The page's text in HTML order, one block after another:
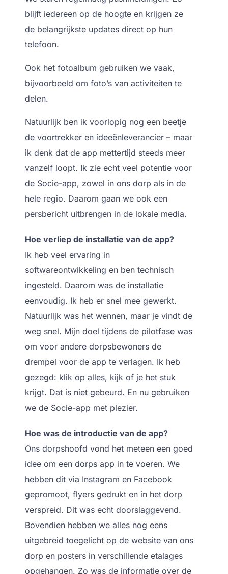
blijft iedereen op de hoogte en krijgen ze
de belangrijkste updates direct op hun
telefoon.
Ook het fotoalbum gebruiken we vaak,
bijvoorbeeld om foto’s van activiteiten te
delen.
Natuurlijk ben ik voorlopig nog een beetje
de voortrekker en ideeënleverancier – maar
ik denk dat de app mettertijd steeds meer
vanzelf loopt. Ik zie echt veel potentie voor
de Socie-app, zowel in ons dorp als in de
hele regio. Daarom gaan we ook een
persbericht uitbrengen in de lokale media.
Hoe verliep de installatie van de app?
Ik heb veel ervaring in
softwareontwikkeling en ben technisch
ingesteld. Daarom was de installatie
eenvoudig. Ik heb er snel mee gewerkt.
Natuurlijk was het wennen, maar je vindt de
weg snel. Mijn doel tijdens de pilotfase was
om voor andere dorpsbewoners de
drempel voor de app te verlagen. Ik heb
gezegd: klik op alles, kijk of je het stuk
krijgt. Dat is niet gebeurd. En nu gebruiken
we de Socie-app met plezier.
Hoe was de introductie van de app?
Ons dorpshoofd vond het meteen een goed
idee om een dorps app in te voeren. We
hebben dit via Instagram en Facebook
gepromoot, flyers gedrukt en in het dorp
verspreid. Dit was echt doorslaggevend.
Bovendien hebben we alles nog eens
uitgebreid toegelicht op de website van ons
dorp en posters in verschillende etalages
opgehangen. Zo was de informatie over de